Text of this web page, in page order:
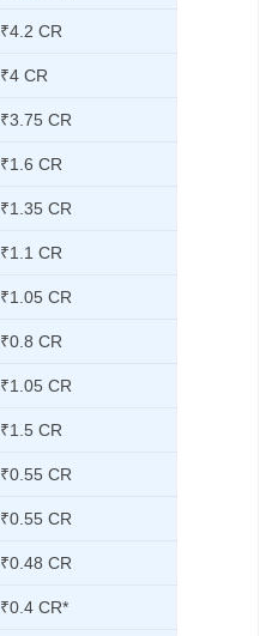
₹4.2 CR
₹4 CR
₹3.75 CR
₹1.6 CR
₹1.35 CR
₹1.1 CR
₹1.05 CR
₹0.8 CR
₹1.05 CR
₹1.5 CR
₹0.55 CR
₹0.55 CR
₹0.48 CR
₹0.4 CR*